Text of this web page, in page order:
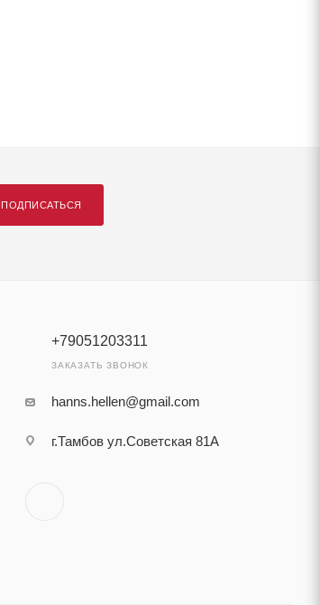
ПОДПИСАТЬСЯ
+79051203311
ЗАКАЗАТЬ ЗВОНОК
hanns.hellen@gmail.com
г.Тамбов ул.Советская 81А